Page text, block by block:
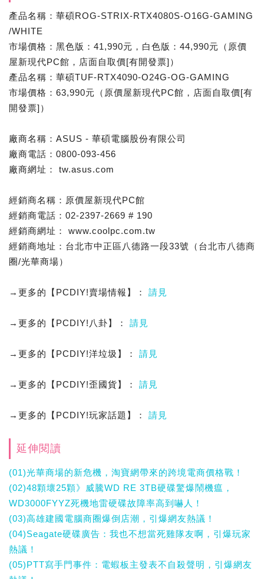
產品名稱：華碩ROG-STRIX-RTX4080S-O16G-GAMING
/WHITE
市場價格：黑色版：41,990元，白色版：44,990元（原價
屋新現代PC館，店面自取價[有開發票]）
產品名稱：華碩TUF-RTX4090-O24G-OG-GAMING
市場價格：63,990元（原價屋新現代PC館，店面自取價[有
開發票]）
廠商名稱：ASUS - 華碩電腦股份有限公司
廠商電話：0800-093-456
廠商網址： tw.asus.com
經銷商名稱：原價屋新現代PC館
經銷商電話：02-2397-2669 # 190
經銷商網址： www.coolpc.com.tw
經銷商地址：台北市中正區八德路一段33號（台北市八德商
圈/光華商場）
→更多的【PCDIY!賣場情報】： 請見
→更多的【PCDIY!八卦】： 請見
→更多的【PCDIY!洋垃圾】： 請見
→更多的【PCDIY!歪國貨】： 請見
→更多的【PCDIY!玩家話題】： 請見
延伸閱讀
(01)光華商場的新危機，淘寶網帶來的跨境電商價格戰！
(02)48顆壞25顆》威騰WD RE 3TB硬碟驚爆鬧機瘟，
WD3000FYYZ死機地雷硬碟故障率高到嚇人！
(03)高雄建國電腦商圈爆倒店潮，引爆網友熱議！
(04)Seagate硬碟廣告：我也不想當死雞隊友啊，引爆玩家
熱議！
(05)PTT寫手門事件：電蝦板主發表不自殺聲明，引爆網友